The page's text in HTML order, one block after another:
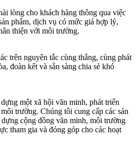
lòng cho khách hàng thông qua việc
phẩm, dịch vụ có mức giá hợp lý,
thiện với môi trường.
trên nguyên tắc cùng thắng, cùng phát
đoàn kết và sẵn sàng chia sẻ khó
một xã hội văn minh, phát triển
trường. Chúng tôi cung cấp các sản
cộng đồng văn minh, môi trường
tham gia và đóng góp cho các hoạt